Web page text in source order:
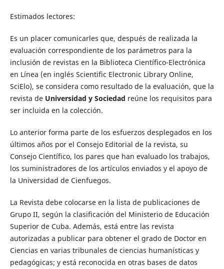
Estimados lectores:
Es un placer comunicarles que, después de realizada la
evaluación correspondiente de los parámetros para la
inclusión de revistas en la Biblioteca Científico-Electrónica
en Línea (en inglés Scientific Electronic Library Online,
SciElo), se considera como resultado de la evaluación, que la
revista de Universidad y Sociedad reúne los requisitos para
ser incluida en la colección.
Lo anterior forma parte de los esfuerzos desplegados en los
últimos años por el Consejo Editorial de la revista, su
Consejo Científico, los pares que han evaluado los trabajos,
los suministradores de los artículos enviados y el apoyo de
la Universidad de Cienfuegos.
La Revista debe colocarse en la lista de publicaciones de
Grupo II, según la clasificación del Ministerio de Educación
Superior de Cuba. Además, está entre las revista
autorizadas a publicar para obtener el grado de Doctor en
Ciencias en varias tribunales de ciencias humanísticas y
pedagógicas; y está reconocida en otras bases de datos